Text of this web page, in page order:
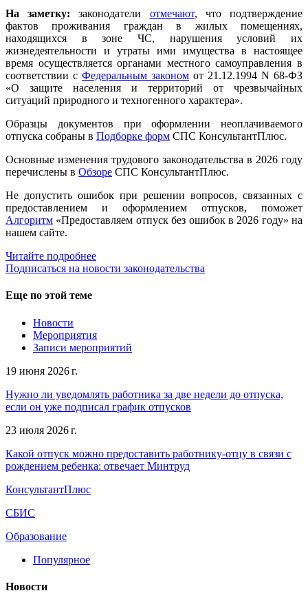
На заметку: законодатели отмечают, что подтверждение
фактов проживания граждан в жилых помещениях,
находящихся в зоне ЧС, нарушения условий их
жизнедеятельности и утраты ими имущества в настоящее
время осуществляется органами местного самоуправления в
соответствии с Федеральным законом от 21.12.1994 N 68-ФЗ
«О защите населения и территорий от чрезвычайных
ситуаций природного и техногенного характера».
Образцы документов при оформлении неоплачиваемого
отпуска собраны в Подборке форм СПС КонсультантПлюс.
Основные изменения трудового законодательства в 2026 году
перечислены в Обзоре СПС КонсультантПлюс.
Не допустить ошибок при решении вопросов, связанных с
предоставлением и оформлением отпусков, поможет
Алгоритм «Предоставляем отпуск без ошибок в 2026 году» на
нашем сайте.
Читайте подробнее
Подписаться на новости законодательства
Еще по этой теме
Новости
Мероприятия
Записи мероприятий
19 июня 2026 г.
Нужно ли уведомлять работника за две недели до отпуска,
если он уже подписал график отпусков
23 июля 2026 г.
Какой отпуск можно предоставить работнику-отцу в связи с
рождением ребенка: отвечает Минтруд
КонсультантПлюс
СБИС
Образование
Популярное
Новости